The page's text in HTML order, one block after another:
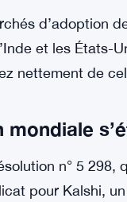
termes
de 2025,
Le fait que
— ce qui
d’adoption